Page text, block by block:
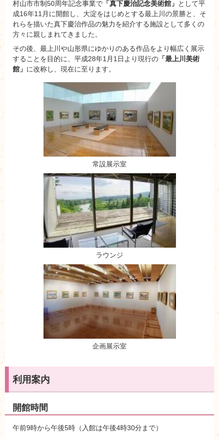
村山市市制50周年記念事業で 「真下慶治記念美術館」 として平
成16年11月に開館し、大淀をはじめとする最上川の景勝と、そ
れらを描いた真下慶治作品の魅力を紹介する施設として多くの
方々に親しまれてきました。
その後、最上川や山形県にゆかりのある作品をより幅広く展示
することを目的に、平成28年1月1日より現行の 「最上川美術
館」 に改称し、現在に至ります。
常設展示室
ラウンジ
企画展示室
利用案内
開館時間
午前9時から午後5時（入館は午後4時30分まで）